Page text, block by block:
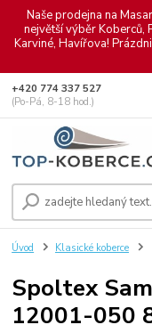
Naše prodejna na
největší výběr Koberců,
Karviné, Havířova!
+420 774 337 527
(Po-Pá, 8-18 hod.)
Úvod Klasické koberce
Spoltex
12001-050